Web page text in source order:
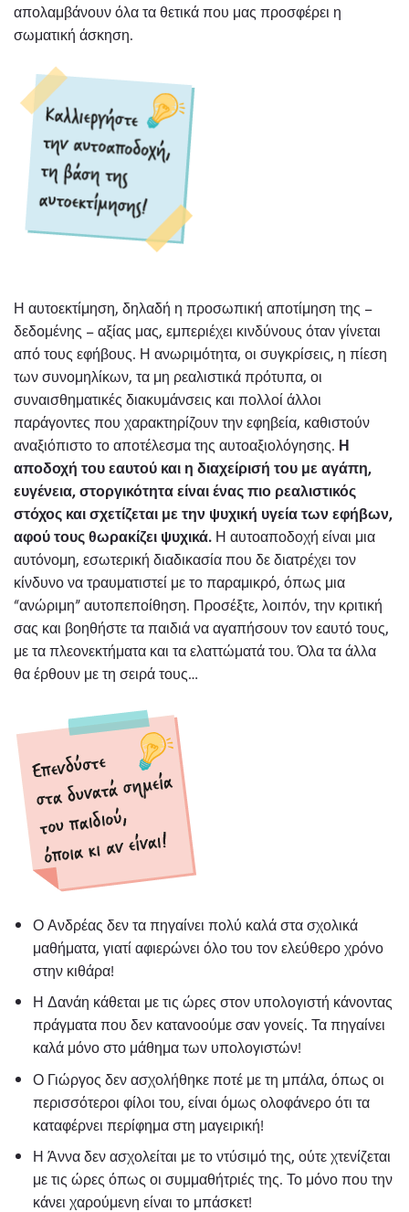
απολαμβάνουν όλα τα θετικά που μας προσφέρει η
σωματική άσκηση.
Η αυτοεκτίμηση, δηλαδή η προσωπική αποτίμηση της –
δεδομένης – αξίας μας, εμπεριέχει κινδύνους όταν γίνεται
από τους εφήβους. Η ανωριμότητα, οι συγκρίσεις, η πίεση
των συνομηλίκων, τα μη ρεαλιστικά πρότυπα, οι
συναισθηματικές διακυμάνσεις και πολλοί άλλοι
παράγοντες που χαρακτηρίζουν την εφηβεία, καθιστούν
αναξιόπιστο το αποτέλεσμα της αυτοαξιολόγησης. Η
αποδοχή του εαυτού και η διαχείρισή του με αγάπη,
ευγένεια, στοργικότητα είναι ένας πιο ρεαλιστικός
στόχος και σχετίζεται με την ψυχική υγεία των εφήβων,
αφού τους θωρακίζει ψυχικά. Η αυτοαποδοχή είναι μια
αυτόνομη, εσωτερική διαδικασία που δε διατρέχει τον
κίνδυνο να τραυματιστεί με το παραμικρό, όπως μια
“ανώριμη” αυτοπεποίθηση. Προσέξτε, λοιπόν, την κριτική
σας και βοηθήστε τα παιδιά να αγαπήσουν τον εαυτό τους,
με τα πλεονεκτήματα και τα ελαττώματά του. Όλα τα άλλα
θα έρθουν με τη σειρά τους…
Ο Ανδρέας δεν τα πηγαίνει πολύ καλά στα σχολικά
μαθήματα, γιατί αφιερώνει όλο του τον ελεύθερο χρόνο
στην κιθάρα!
Η Δανάη κάθεται με τις ώρες στον υπολογιστή κάνοντας
πράγματα που δεν κατανοούμε σαν γονείς. Τα πηγαίνει
καλά μόνο στο μάθημα των υπολογιστών!
Ο Γιώργος δεν ασχολήθηκε ποτέ με τη μπάλα, όπως οι
περισσότεροι φίλοι του, είναι όμως ολοφάνερο ότι τα
καταφέρνει περίφημα στη μαγειρική!
Η Άννα δεν ασχολείται με το ντύσιμό της, ούτε χτενίζεται
με τις ώρες όπως οι συμμαθήτριές της. Το μόνο που την
κάνει χαρούμενη είναι το μπάσκετ!